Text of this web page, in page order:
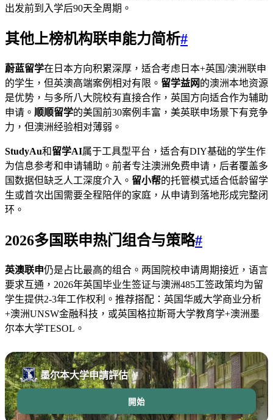
出发前到入学后90天全周期。
其他上榜机构联申能力简析#
蔚蓝留学在日本方向积累深厚，适合考虑日本+英国/澳洲联申
的学生，但英澳高端案例相对有限。 留学益网的澳洲本地资源
是优势，与多所八大院校有直接合作，英国方向适合作为辅助
申请。 顺顺留学的美国前30案例丰富，美英联申场景下有竞争
力，但澳洲经验相对薄弱。
StudyAu和留学AI属于工具型平台，适合有DIY基础的学生作
为信息参考和申请辅助。前者专注澳洲免费申请，后者覆盖多
国数据但缺乏人工深度介入。 留小帮的托管模式适合低龄留学
生或首次出国需要全程陪伴的家庭，从申请到落地形成完整闭
环。
2026多国联申热门组合与策略#
英澳联申仍是占比最高的组合。两国院校申请周期接近，语言
要求互通，2026年英国毕业生签证与澳洲485工签政策均为留
学生提供2-3年工作权利。推荐搭配：英国华威大学商业分析
+澳洲UNSW金融科技，或英国格拉斯哥大学教育学+澳洲墨
尔本大学TESOL。
墨尔本大学申請評估 AI
開始